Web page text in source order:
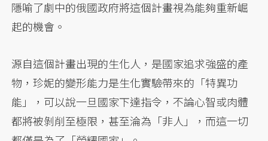
隱喻了劇中的俄國政府將這個計畫視為能夠重新崛
起的機會。
源自這個計畫出現的生化人，是國家追求強盛的產
物，珍妮的變形能力是生化實驗帶來的「特異功
能」，可以說一旦國家下達指令，不論心智或肉體
都將被剝削至極限，甚至淪為「非人」，而這一切